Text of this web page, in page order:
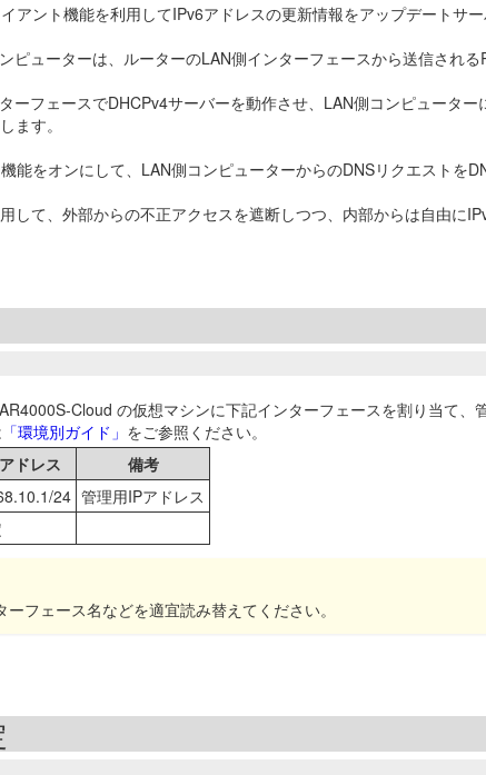
アント機能を利用してIPv6アドレスの更新情報をアップデートサー
ピューターは、ルーターのLAN側インターフェースから送信され
ーフェースでDHCPv4サーバーを動作させ、LAN側コンピュータ
ます。
能をオンにして、LAN側コンピューターからのDNSリクエストを
して、外部からの不正アクセスを遮断しつつ、内部からは自由に
Cloud の仮想マシンに下記インターフェースを割り当て、
「環境別ガイド」 をご参照ください。
ドレス
備考
24 管理用IPアドレス
フェース名などを適宜読み替えてください。